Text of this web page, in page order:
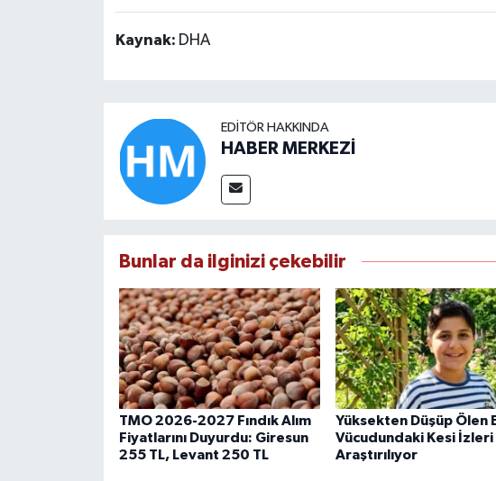
Kaynak: DHA
EDITÖR HAKKINDA
HABER MERKEZİ
Bunlar da ilginizi çekebilir
TMO 2026-2027 Fındık Alım
Fiyatlarını Duyurdu: Giresun
255 TL, Levant 250 TL
Yüksekten Düşüp Ölen
Vücudundaki Kesi İzleri
Araştırılıyor